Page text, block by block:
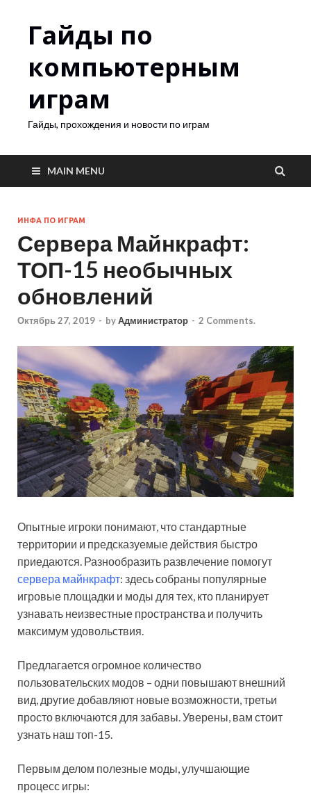
Гайды по
компьютерным
играм
Гайды, прохождения и новости по играм
MAIN MENU
ИНФА ПО ИГРАМ
Сервера Майнкрафт:
ТОП-15 необычных
обновлений
Октябрь 27, 2019 - byАдминистратор - 2 Comments.
Опытные игроки понимают, что стандартные
территории и предсказуемые действия быстро
приедаются. Разнообразить развлечение помогут
сервера майнкрафт: здесь собраны популярные
игровые площадки и моды для тех, кто планирует
узнавать неизвестные пространства и получить
максимум удовольствия.
Предлагается огромное количество
пользовательских модов – одни повышают внешний
вид, другие добавляют новые возможности, третьи
просто включаются для забавы. Уверены, вам стоит
узнать наш топ-15.
Первым делом полезные моды, улучшающие
процесс игры: